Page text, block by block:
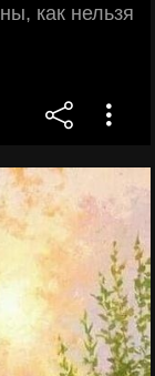
как нельзя